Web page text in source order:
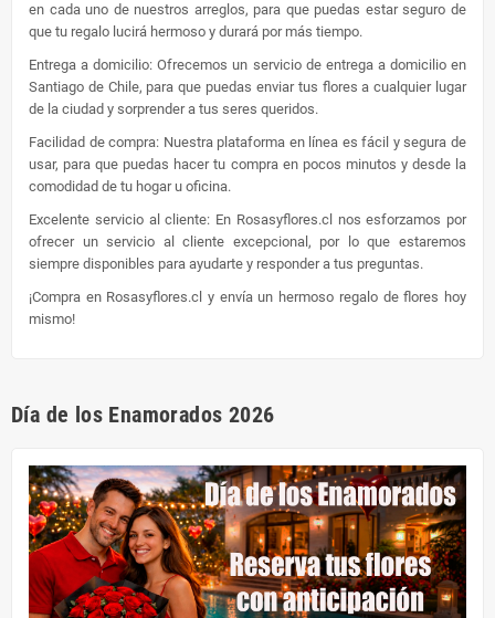
en cada uno de nuestros arreglos, para que puedas estar seguro de
que tu regalo lucirá hermoso y durará por más tiempo.
Entrega a domicilio: Ofrecemos un servicio de entrega a domicilio en
Santiago de Chile, para que puedas enviar tus flores a cualquier lugar
de la ciudad y sorprender a tus seres queridos.
Facilidad de compra: Nuestra plataforma en línea es fácil y segura de
usar, para que puedas hacer tu compra en pocos minutos y desde la
comodidad de tu hogar u oficina.
Excelente servicio al cliente: En Rosasyflores.cl nos esforzamos por
ofrecer un servicio al cliente excepcional, por lo que estaremos
siempre disponibles para ayudarte y responder a tus preguntas.
¡Compra en Rosasyflores.cl y envía un hermoso regalo de flores hoy
mismo!
Día de los Enamorados 2026